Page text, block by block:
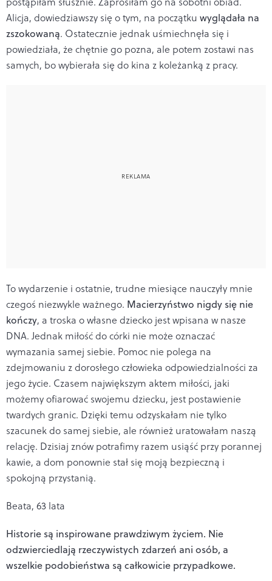
Alicja, dowiedziawszy się o tym, na początku wyglądała na
zszokowaną. Ostatecznie jednak uśmiechnęła się i
powiedziała, że chętnie go pozna, ale potem zostawi nas
samych, bo wybierała się do kina z koleżanką z pracy.
To wydarzenie i ostatnie, trudne miesiące nauczyły mnie
czegoś niezwykle ważnego. Macierzyństwo nigdy się nie
kończy, a troska o własne dziecko jest wpisana w nasze
DNA. Jednak miłość do córki nie może oznaczać
wymazania samej siebie. Pomoc nie polega na
zdejmowaniu z dorosłego człowieka odpowiedzialności za
jego życie. Czasem największym aktem miłości, jaki
możemy ofiarować swojemu dziecku, jest postawienie
twardych granic. Dzięki temu odzyskałam nie tylko
szacunek do samej siebie, ale również uratowałam naszą
relację. Dzisiaj znów potrafimy razem usiąść przy porannej
kawie, a dom ponownie stał się moją bezpieczną i
spokojną przystanią.
Beata, 63 lata
Historie są inspirowane prawdziwym życiem. Nie
odzwierciedlają rzeczywistych zdarzeń ani osób, a
wszelkie podobieństwa są całkowicie przypadkowe.